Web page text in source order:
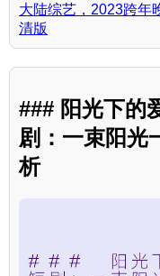
大陆综艺，2023跨年
清版
### 阳光下
剧：一束阳光
析